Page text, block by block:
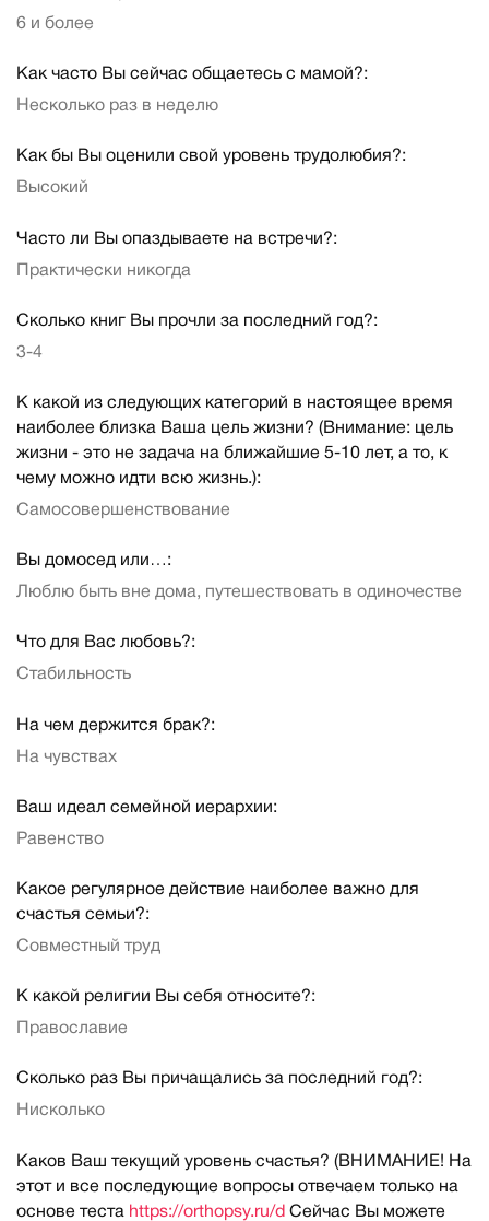
6 и более
Как часто Вы сейчас общаетесь с мамой?:
Несколько раз в неделю
Как бы Вы оценили свой уровень трудолюбия?:
Высокий
Часто ли Вы опаздываете на встречи?:
Практически никогда
Сколько книг Вы прочли за последний год?:
3-4
К какой из следующих категорий в настоящее время
наиболее близка Ваша цель жизни? (Внимание: цель
жизни - это не задача на ближайшие 5-10 лет, а то, к
чему можно идти всю жизнь.):
Самосовершенствование
Вы домосед или…:
Люблю быть вне дома, путешествовать в одиночестве
Что для Вас любовь?:
Стабильность
На чем держится брак?:
На чувствах
Ваш идеал семейной иерархии:
Равенство
Какое регулярное действие наиболее важно для
счастья семьи?:
Совместный труд
К какой религии Вы себя относите?:
Православие
Сколько раз Вы причащались за последний год?:
Нисколько
Каков Ваш текущий уровень счастья? (ВНИМАНИЕ! На
этот и все последующие вопросы отвечаем только на
основе теста https://orthopsy.ru/d Сейчас Вы можете